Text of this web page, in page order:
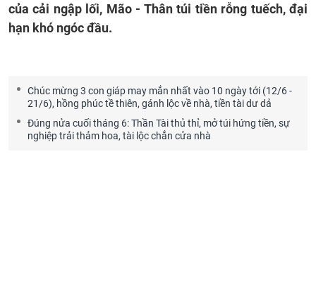
của cải ngập lối, Mão - Thân túi tiền rỗng tuếch, đại
hạn khó ngóc đầu.
Chúc mừng 3 con giáp may mắn nhất vào 10 ngày tới (12/6 -
21/6), hồng phúc tề thiên, gánh lộc về nhà, tiền tài dư dả
Đúng nửa cuối tháng 6: Thần Tài thủ thỉ, mở túi hứng tiền, sự
nghiệp trải thảm hoa, tài lộc chắn cửa nhà